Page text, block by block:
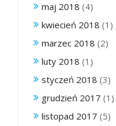
maj 2018 (4)
kwiecień 2018 (1)
marzec 2018 (2)
luty 2018 (1)
styczeń 2018 (3)
grudzień 2017 (1)
listopad 2017 (5)